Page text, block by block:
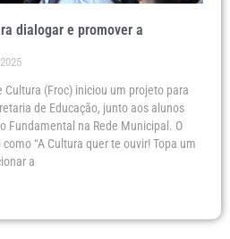
dialogar e promover a
Cultura (Froc) iniciou um projeto para
de Educação, junto aos alunos
Fundamental na Rede Municipal. O
“A Cultura quer te ouvir! Topa um
a